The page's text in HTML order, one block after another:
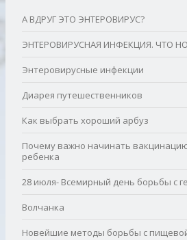
А ВДРУГ ЭТО ЭНТЕРОВИРУС?
ЭНТЕРОВИРУСНАЯ ИНФЕКЦИЯ. ЧТО
Энтеровирусные инфекции
Диарея путешественников
Как выбрать хороший арбуз
Почему важно начинать
ребенка
28 июля- Всемирный день борьбы с
Волчанка
Новейшие методы борьбы с